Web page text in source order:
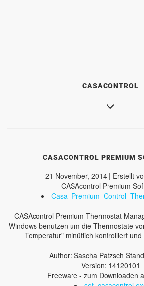
CASACONTROL
CASACONTROL PREMIUM
21 November, 2014 | Erstellt
CASAcontrol Premium
CASAcontrol Premium Thermostat
Windows benutzen um die Thermostate
Temperatur" minütlich kontrolliert
Author: Sascha Patzsch
Version: 14120101
Freeware - zum Downloaden